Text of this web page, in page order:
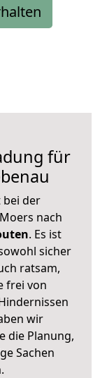
für
der
nach
. Es ist
sicher
ratsam,
frei von
wir
die Planung,
Sachen